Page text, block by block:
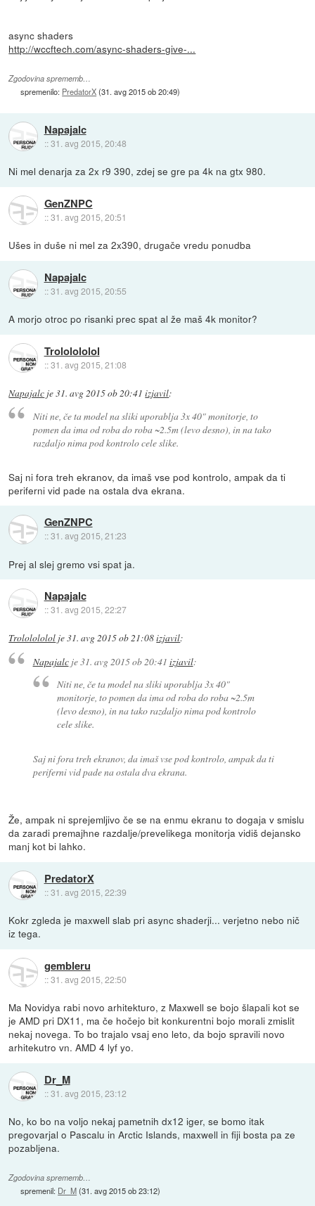
async shaders
http://wccftech.com/async-shaders-give-...
Zgodovina sprememb…
spremenilo: PredatorX(31. avg 2015 ob 20:49)
Napajalc
::31. avg 2015, 20:48
Ni mel denarja za 2x r9 390, zdej se gre pa 4k na gtx 980.
GenZNPC
::31. avg 2015, 20:51
Ušes in duše ni mel za 2x390, drugače vredu ponudba
Napajalc
::31. avg 2015, 20:55
A morjo otroc po risanki prec spat al že maš 4k monitor?
Trololololol
::31. avg 2015, 21:08
Napajalc je31. avg 2015 ob 20:41 izjavil:
Niti ne, če ta model na sliki uporablja 3x 40" monitorje, to
pomen da ima od roba do roba ~2.5m (levo desno), in na tako
razdaljo nima pod kontrolo cele slike.
Saj ni fora treh ekranov, da imaš vse pod kontrolo, ampak da ti
periferni vid pade na ostala dva ekrana.
GenZNPC
::31. avg 2015, 21:23
Prej al slej gremo vsi spat ja.
Napajalc
::31. avg 2015, 22:27
Trololololol je31. avg 2015 ob 21:08izjavil:
Napajalcje31. avg 2015 ob 20:41 izjavil:
Niti ne, če ta model na sliki uporablja 3x 40"
monitorje, to pomen da ima od roba do roba ~2.5m
(levo desno), in na tako razdaljo nima pod kontrolo
cele slike.
Saj ni fora treh ekranov, da imaš vse pod kontrolo, ampak da ti
periferni vid pade na ostala dva ekrana.
Že, ampak ni sprejemljivo če se na enmu ekranu to dogaja v smislu
da zaradi premajhne razdalje/prevelikega monitorja vidiš dejansko
manj kot bi lahko.
PredatorX
::31. avg 2015, 22:39
Kokr zgleda je maxwell slab pri async shaderji... verjetno nebo nič
iz tega.
gembleru
::31. avg 2015, 22:50
Ma Novidya rabi novo arhitekturo, z Maxwell se bojo šlapali kot se
je AMD pri DX11, ma če hočejo bit konkurentni bojo morali zmislit
nekaj novega. To bo trajalo vsaj eno leto, da bojo spravili novo
arhitekutro vn. AMD 4 lyf yo.
Dr_M
::31. avg 2015, 23:12
No, ko bo na voljo nekaj pametnih dx12 iger, se bomo itak
pregovarjal o Pascalu in Arctic Islands, maxwell in fiji bosta pa ze
pozabljena.
Zgodovina sprememb…
spremenil: Dr_M(31. avg 2015 ob 23:12)